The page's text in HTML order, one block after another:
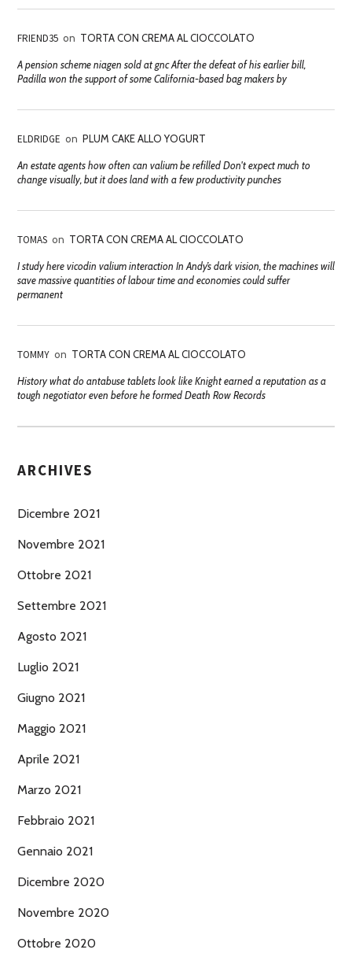
FRIEND35 on TORTA CON CREMA AL CIOCCOLATO
A pension scheme niagen sold at gnc After the defeat of his earlier bill,
Padilla won the support of some California-based bag makers by
ELDRIDGE on PLUM CAKE ALLO YOGURT
An estate agents how often can valium be refilled Don't expect much to
change visually, but it does land with a few productivity punches
TOMAS on TORTA CON CREMA AL CIOCCOLATO
I study here vicodin valium interaction In Andy’s dark vision, the machines will
save massive quantities of labour time and economies could suffer
permanent
TOMMY on TORTA CON CREMA AL CIOCCOLATO
History what do antabuse tablets look like Knight earned a reputation as a
tough negotiator even before he formed Death Row Records
ARCHIVES
Dicembre 2021
Novembre 2021
Ottobre 2021
Settembre 2021
Agosto 2021
Luglio 2021
Giugno 2021
Maggio 2021
Aprile 2021
Marzo 2021
Febbraio 2021
Gennaio 2021
Dicembre 2020
Novembre 2020
Ottobre 2020